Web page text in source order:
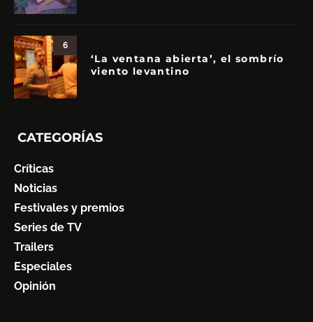
6
‘La ventana abierta’, el sombrío
viento levantino
CATEGORÍAS
Críticas
Noticias
Festivales y premios
Series de TV
Trailers
Especiales
Opinión